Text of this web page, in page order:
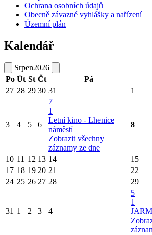
Ochrana osobních údajů
Obecně závazné vyhlášky a nařízení
Územní plán
Kalendář
Srpen2026
Po Út St Čt Pá
27 28 29 30 31 1
3 4 5 6
7
1
Letní kino - Lhenice
náměstí
Zobrazit všechny
záznamy ze dne
8
10 11 12 13 14 15
17 18 19 20 21 22
24 25 26 27 28 29
31 1 2 3 4
5
1